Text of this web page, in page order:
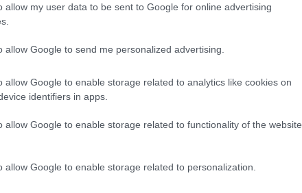
allow my user data to be sent to Google for online advertising
allow Google to send me personalized advertising.
allow Google to enable storage related to analytics like cookies on
identifiers in apps.
allow Google to enable storage related to functionality of the website
allow Google to enable storage related to personalization.